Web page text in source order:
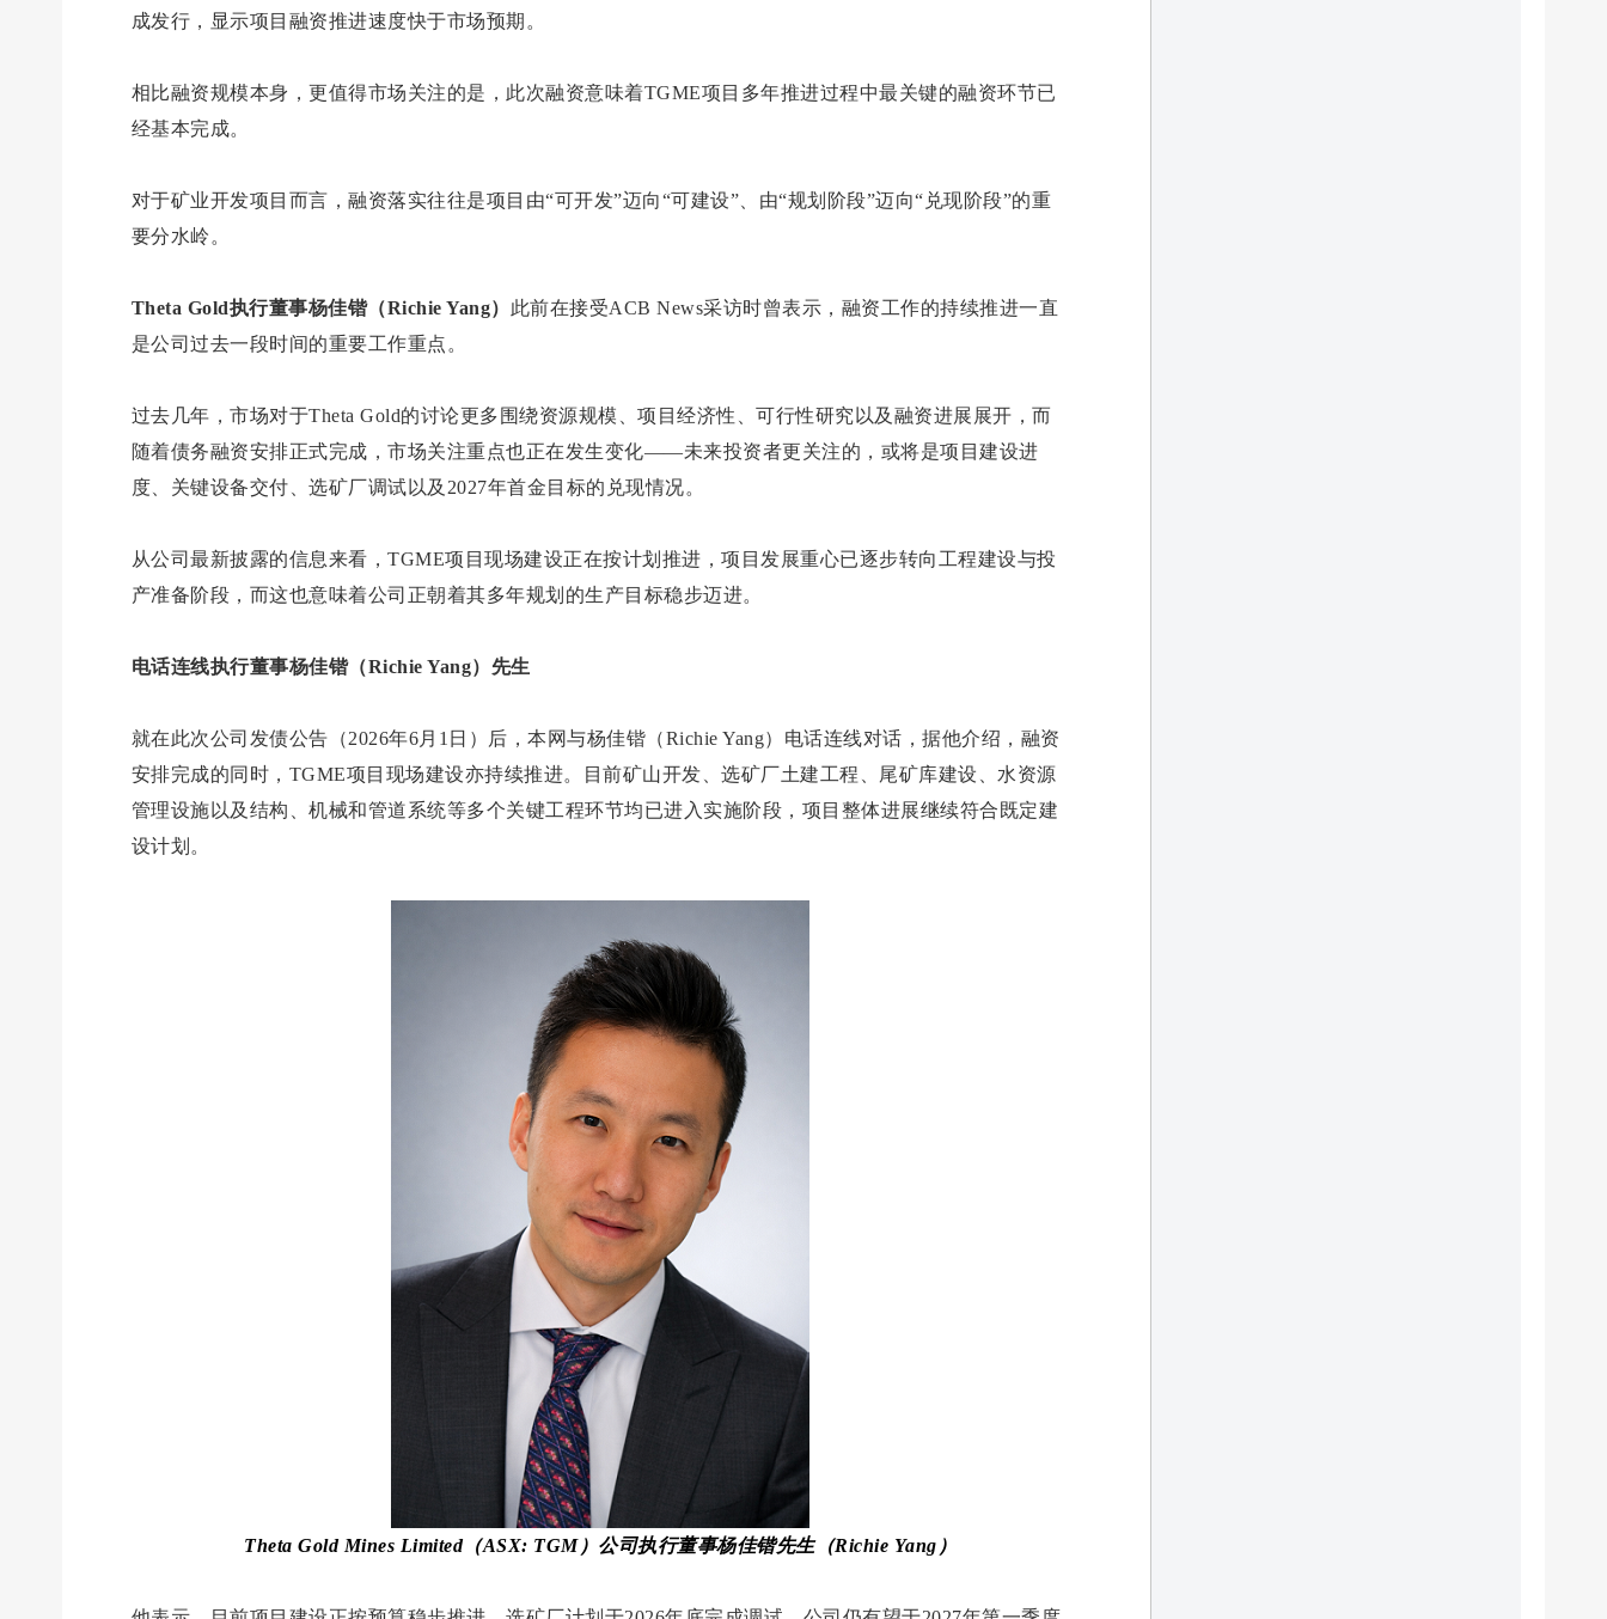
成发行，显示项目融资推进速度快于市场预期。
相比融资规模本身，更值得市场关注的是，此次融资意味着TGME项目多年推进过程中最关键的融资环节已
经基本完成。
对于矿业开发项目而言，融资落实往往是项目由“可开发”迈向“可建设”、由“规划阶段”迈向“兑现阶段”的重
要分水岭。
Theta Gold执行董事杨佳锴（Richie Yang） 此前在接受ACB News采访时曾表示，融资工作的持续推进一直
是公司过去一段时间的重要工作重点。
过去几年，市场对于Theta Gold的讨论更多围绕资源规模、项目经济性、可行性研究以及融资进展展开，而
随着债务融资安排正式完成，市场关注重点也正在发生变化——未来投资者更关注的，或将是项目建设进
度、关键设备交付、选矿厂调试以及2027年首金目标的兑现情况。
从公司最新披露的信息来看，TGME项目现场建设正在按计划推进，项目发展重心已逐步转向工程建设与投
产准备阶段，而这也意味着公司正朝着其多年规划的生产目标稳步迈进。
电话连线执行董事杨佳锴（Richie Yang）先生
就在此次公司发债公告（2026年6月1日）后，本网与杨佳锴（Richie Yang）电话连线对话，据他介绍，融资
安排完成的同时，TGME项目现场建设亦持续推进。目前矿山开发、选矿厂土建工程、尾矿库建设、水资源
管理设施以及结构、机械和管道系统等多个关键工程环节均已进入实施阶段，项目整体进展继续符合既定建
设计划。
Theta Gold Mines Limited（ASX: TGM）公司执行董事杨佳锴先生（Richie Yang）